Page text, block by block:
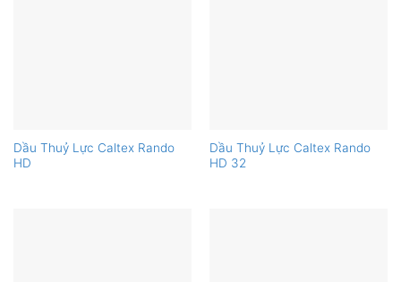
Dầu Thuỷ Lực Caltex Rando
HD
Dầu Thuỷ Lực Caltex Rando
HD 32